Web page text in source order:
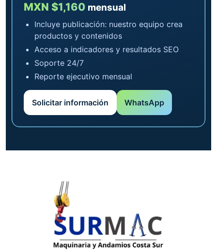
MXN $1,160 mensual
Incluye publicación: nuestro equipo crea
productos y contenidos
Acceso a indicadores y resultados SEO
Soporte 24/7
Reporte ejecutivo mensual
Solicitar información WhatsApp